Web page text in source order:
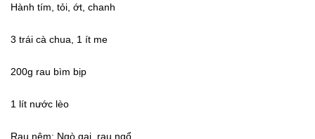
Hành tím, tỏi, ớt, chanh
3 trái cà chua, 1 ít me
200g rau bìm bịp
1 lít nước lèo
Rau nêm: Ngò gai, rau ngổ